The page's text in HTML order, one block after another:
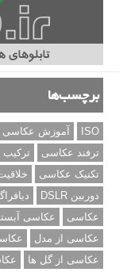
برچسب‌ها
ISO آموزش عکاسی
ترفند عکاسی
ترکیب
تکنیک عکاسی
دوربین DSLR
عکاسی
عکاسی
عکاسی از مدل
عکاسی از گل ها